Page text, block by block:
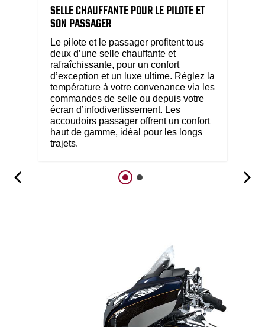
SELLE CHAUFFANTE POUR LE PILOTE ET
SON PASSAGER
Le pilote et le passager profitent tous
deux d’une selle chauffante et
rafraîchissante, pour un confort
d’exception et un luxe ultime. Réglez la
température à votre convenance via les
commandes de selle ou depuis votre
écran d’infodivertissement. Les
accoudoirs passager offrent un confort
haut de gamme, idéal pour les longs
trajets.